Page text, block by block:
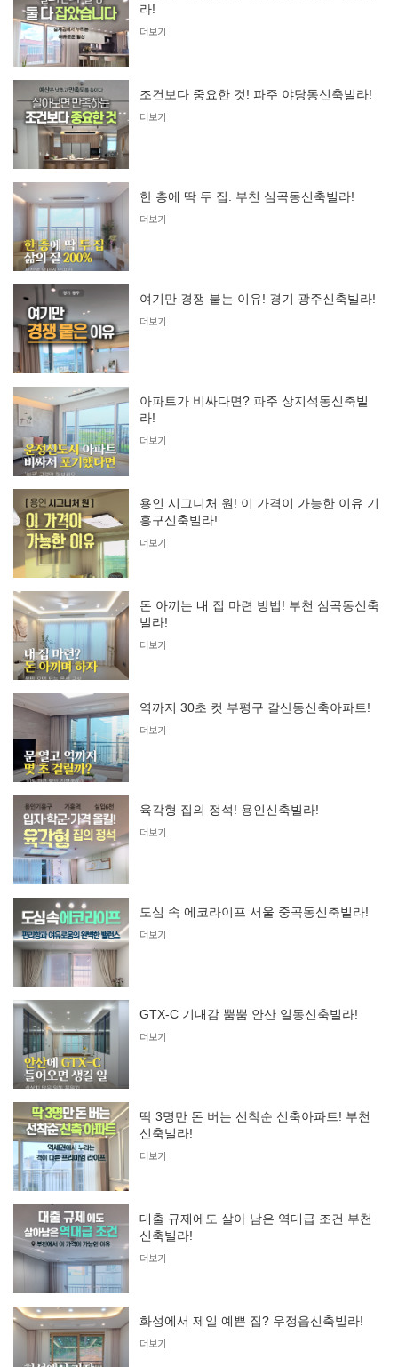
라!
더보기
조건보다 중요한 것! 파주 야당동신축빌라!
더보기
한 층에 딱 두 집. 부천 심곡동신축빌라!
더보기
여기만 경쟁 붙는 이유! 경기 광주신축빌라!
더보기
아파트가 비싸다면? 파주 상지석동신축빌
라!
더보기
용인 시그니처 원! 이 가격이 가능한 이유 기
흥구신축빌라!
더보기
돈 아끼는 내 집 마련 방법! 부천 심곡동신축
빌라!
더보기
역까지 30초 컷 부평구 갈산동신축아파트!
더보기
육각형 집의 정석! 용인신축빌라!
더보기
도심 속 에코라이프 서울 중곡동신축빌라!
더보기
GTX-C 기대감 뿜뿜 안산 일동신축빌라!
더보기
딱 3명만 돈 버는 선착순 신축아파트! 부천
신축빌라!
더보기
대출 규제에도 살아 남은 역대급 조건 부천
신축빌라!
더보기
화성에서 제일 예쁜 집? 우정읍신축빌라!
더보기